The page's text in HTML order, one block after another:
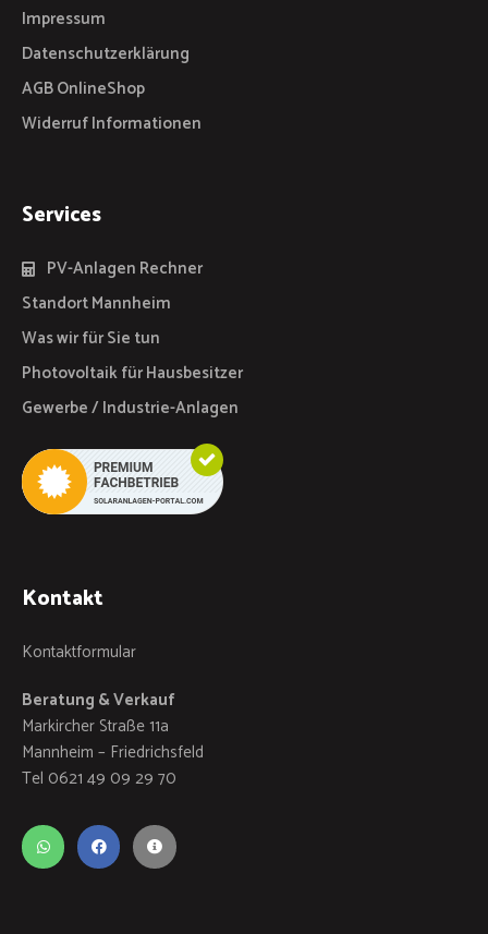
Impressum
Datenschutzerklärung
AGB OnlineShop
Widerruf Informationen
Services
PV-Anlagen Rechner
Standort Mannheim
Was wir für Sie tun
Photovoltaik für Hausbesitzer
Gewerbe / Industrie-Anlagen
Kontakt
Kontaktformular
Beratung & Verkauf
Markircher Straße 11a
Mannheim – Friedrichsfeld
Tel 0621 49 09 29 70